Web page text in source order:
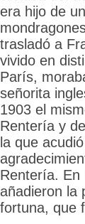
era hijo de
trasladó a
vivido en
París,
señorita
1903 el
Rentería y
la que
Rentería. En
añadieron la
fortuna, que